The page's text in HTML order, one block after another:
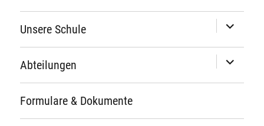
Unsere Schule
öffnen
Abteilungen
öffnen
Formulare & Dokumente